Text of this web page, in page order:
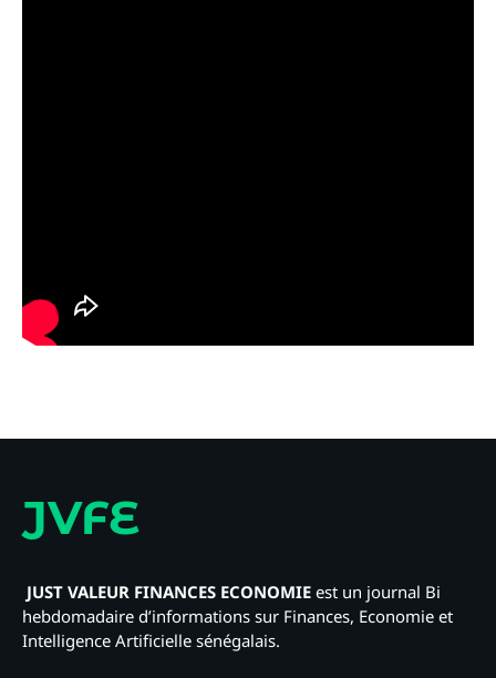
JVFE
JUST VALEUR FINANCES ECONOMIE est un journal Bi
hebdomadaire d’informations sur Finances, Economie et
Intelligence Artificielle sénégalais.